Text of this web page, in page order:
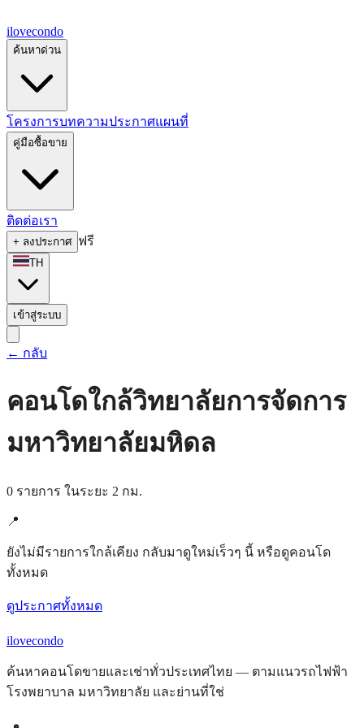
ilovecondo
ค้นหาด่วน
โครงการบทความประกาศแผนที่
คู่มือซื้อขาย
ติดต่อเรา
+ ลงประกาศ ฟรี
TH
เข้าสู่ระบบ
← กลับ
คอนโดใกล้วิทยาลัยการจัดการ
มหาวิทยาลัยมหิดล
0 รายการ ในระยะ 2 กม.
📍
ยังไม่มีรายการใกล้เคียง กลับมาดูใหม่เร็วๆ นี้ หรือดูคอนโด
ทั้งหมด
ดูประกาศทั้งหมด
ilovecondo
ค้นหาคอนโดขายและเช่าทั่วประเทศไทย — ตามแนวรถไฟฟ้า
โรงพยาบาล มหาวิทยาลัย และย่านที่ใช่